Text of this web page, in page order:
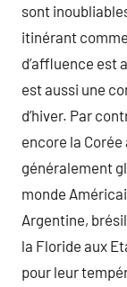
sont
itinérant
d’affluence est
est aussi une
d’hiver. Par
encore la
généralement
monde
Argentine,
la Floride aux
pour leur